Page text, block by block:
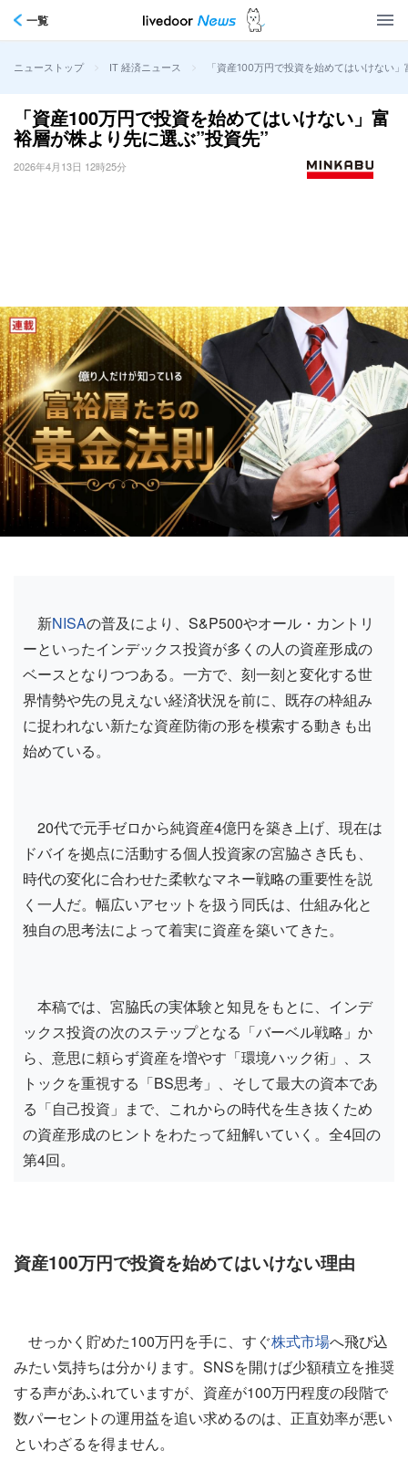
一覧
ニューストップ > IT 経済ニュース > 「資産100万円で投資を始めてはいけない
「資産100万円で投資を始めてはいけない」富
裕層が株より先に選ぶ”投資先”
2026年4月13日 12時25分
新NISAの普及により、S&P500やオール・カントリ
ーといったインデックス投資が多くの人の資産形成の
ベースとなりつつある。一方で、刻一刻と変化する世
界情勢や先の見えない経済状況を前に、既存の枠組み
に捉われない新たな資産防衛の形を模索する動きも出
始めている。
20代で元手ゼロから純資産4億円を築き上げ、現在は
ドバイを拠点に活動する個人投資家の宮脇さき氏も、
時代の変化に合わせた柔軟なマネー戦略の重要性を説
く一人だ。幅広いアセットを扱う同氏は、仕組み化と
独自の思考法によって着実に資産を築いてきた。
本稿では、宮脇氏の実体験と知見をもとに、インデ
ックス投資の次のステップとなる「バーベル戦略」か
ら、意思に頼らず資産を増やす「環境ハック術」、ス
トックを重視する「BS思考」、そして最大の資本であ
る「自己投資」まで、これからの時代を生き抜くため
の資産形成のヒントをわたって紐解いていく。全4回の
第4回。
資産100万円で投資を始めてはいけない理由
せっかく貯めた100万円を手に、すぐ株式市場へ飛び込
みたい気持ちは分かります。SNSを開けば少額積立を推奨
する声があふれていますが、資産が100万円程度の段階で
数パーセントの運用益を追い求めるのは、正直効率が悪い
といわざるを得ません。